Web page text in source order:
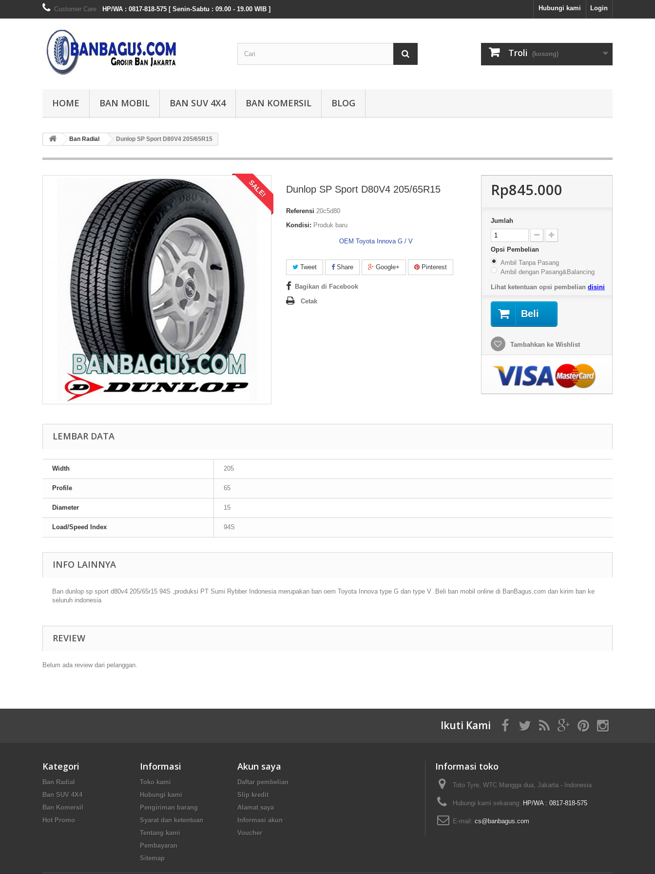
Login
Hubungi kami
Customer Care : HP/WA : 0817-818-575 [ Senin-Sabtu : 09.00 - 19.00 WIB ]
Troli (kosong)
HOME BAN MOBIL BAN SUV 4X4 BAN KOMERSIL BLOG
Ban Radial Dunlop SP Sport D80V4 205/65R15
SALE! Dunlop SP Sport D80V4 205/65R15
Referensi 20c5d80
Kondisi: Produk baru
OEM Toyota Innova G / V
Tweet Share Google+ Pinterest
Bagikan di Facebook
Cetak
Rp845.000
Jumlah
Opsi Pembelian
Ambil Tanpa Pasang
Ambil dengan Pasang&Balancing
Lihat ketentuan opsi pembelian disini
Beli
Tambahkan ke Wishlist
LEMBAR DATA
Width 205
Profile 65
Diameter 15
Load/Speed Index 94S
INFO LAINNYA
Ban dunlop sp sport d80v4 205/65r15 94S ,produksi PT Sumi Rybber Indonesia merupakan ban oem Toyota Innova type G dan type V .Beli ban mobil online di BanBagus.com dan kirim ban ke
seluruh indonesia
REVIEW
Belum ada review dari pelanggan.
Ikuti Kami
Kategori
Ban Radial
Ban SUV 4X4
Ban Komersil
Hot Promo
Informasi
Toko kami
Hubungi kami
Pengiriman barang
Syarat dan ketentuan
Tentang kami
Pembayaran
Sitemap
Akun saya
Daftar pembelian
Slip kredit
Alamat saya
Informasi akun
Voucher
Informasi toko
Toto Tyre, WTC Mangga dua, Jakarta - Indonesia
Hubungi kami sekarang: HP/WA : 0817-818-575
E-mail: cs@banbagus.com